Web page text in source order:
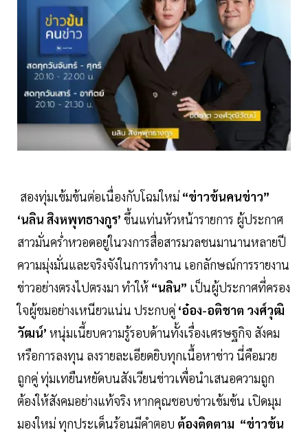
สองทุ่มเข้มข้นต่อเนื่องกับโฉมใหม่ “ข่าวข้นคนข่าว”
‘นลิน สิงหพุทธางกูร’ ขึ้นแท่นหัวหน้ารายการ ผู้ประกาศ
สาวมั่นคร่ำหวอดอยู่ในวงการสื่อสารมวลชนมานานหลายปี
ความมุ่งมั่นและจริงจังในการทำงาน เอกลักษณ์การรายงาน
ข่าวอย่างตรงไปตรงมา ทำให้ “นลิน” เป็นผู้ประกาศที่ครอง
ใจผู้ชมอย่างเหนียวแน่น ประกบคู่ ‘อ๋อง-อติชาต วงศ์วุฒิ
วัฒน์’ หนุ่มเนี้ยบความรู้รอบด้านทั้งเรื่องเศรษฐกิจ สังคม
หรือการลงทุน ลงรายละเอียดยิบทุกเนื้อหาข่าว นี่คือมวย
ถูกคู่ ทุ่มเทยืนหยัดบนสังเวียนข่าวเพื่อนำเสนอความถูก
ต้องให้สังคมอย่างแท้จริง หากคุณชอบข่าวเข้มข้น เปิดมุม
มองใหม่ ทุกประเด็นร้อนมีคำตอบ ต้องติดตาม “ข่าวข้น